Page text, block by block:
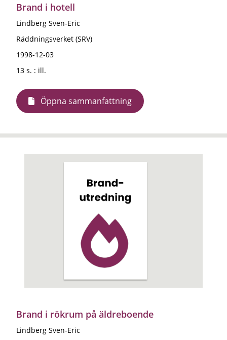
Brand i hotell
Lindberg Sven-Eric
Räddningsverket (SRV)
1998-12-03
13 s. : ill.
Öppna sammanfattning
Brand i rökrum på äldreboende
Lindberg Sven-Eric